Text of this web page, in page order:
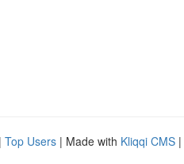
| Top Users | Made with Kliqqi CMS |